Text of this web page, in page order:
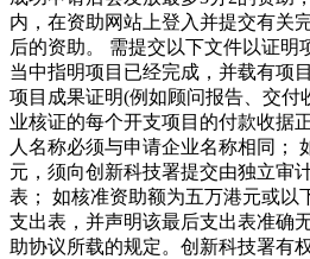
内，在资助网站上登入并提交有关
后的资助。 需提交以下文件以证明
当中指明项目已经完成，并载有项
项目成果证明(例如顾问报告、交付
业核证的每个开支项目的付款收据
人名称必须与申请企业名称相同；
元，须向创新科技署提交由独立审
表； 如核准资助额为五万港元或以
支出表，并声明该最后支出表准确
助协议所载的规定。创新科技署有